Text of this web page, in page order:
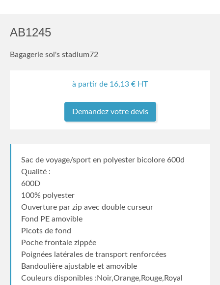
AB1245
Bagagerie sol's stadium72
à partir de 16,13 € HT
Demandez votre devis
Sac de voyage/sport en polyester bicolore 600d
Qualité :
600D
100% polyester
Ouverture par zip avec double curseur
Fond PE amovible
Picots de fond
Poche frontale zippée
Poignées latérales de transport renforcées
Bandoulière ajustable et amovible
Couleurs disponibles :Noir,Orange,Rouge,Royal